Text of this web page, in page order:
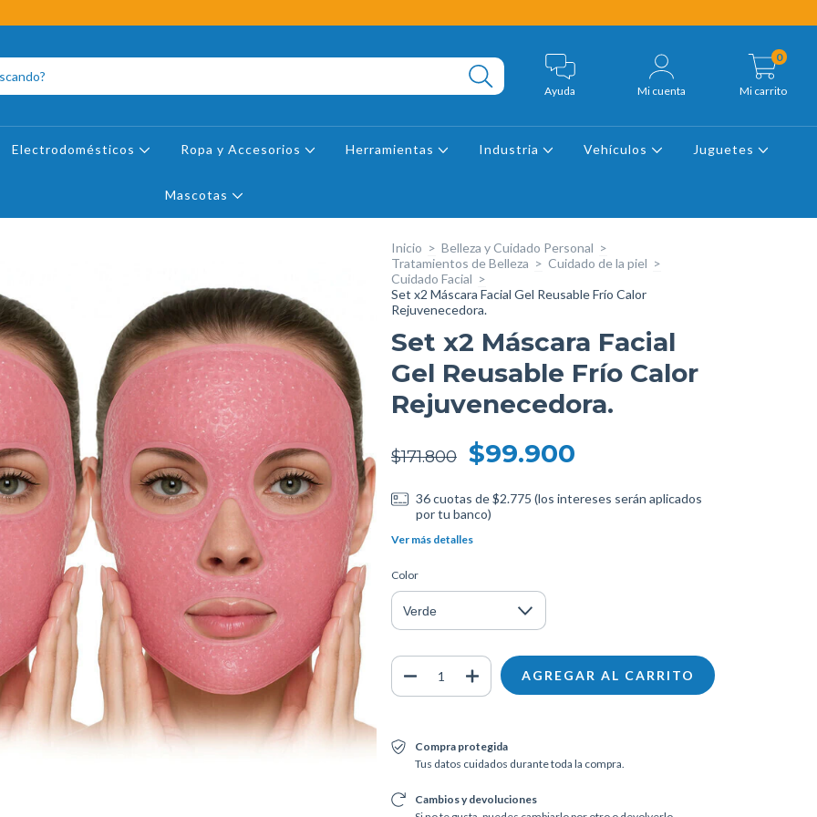
Ayuda Mi cuenta Mi carrito
0
Electrodomésticos Ropa y Accesorios Herramientas Industria Vehículos Juguetes
Mascotas
Inicio > Belleza y Cuidado Personal >
Tratamientos de Belleza > Cuidado de la piel >
Cuidado Facial >
Set x2 Máscara Facial Gel Reusable Frío Calor
Rejuvenecedora.
Set x2 Máscara Facial
Gel Reusable Frío Calor
Rejuvenecedora.
$171.800 $99.900
36cuotas de$2.775 (los intereses serán aplicados
por tu banco)
Ver más detalles
Color
Compra protegida
Tus datos cuidados durante toda la compra.
Cambios y devoluciones